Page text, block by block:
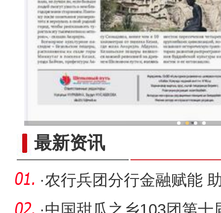
最新资讯
·农行兵团分行金融赋能